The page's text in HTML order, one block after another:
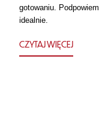
gotowaniu.
idealnie.
CZYTAJ WIĘCEJ